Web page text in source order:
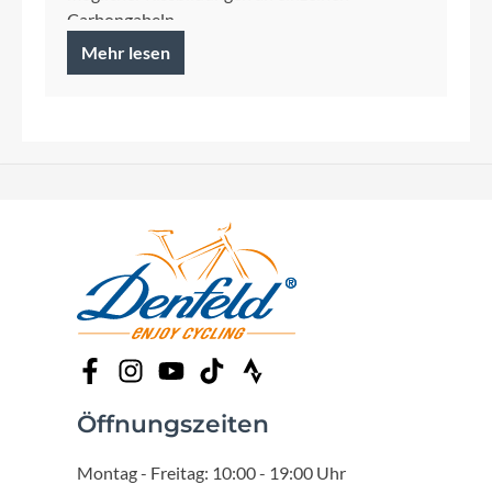
Carbongabeln
Mehr lesen
Öffnungszeiten
Montag - Freitag: 10:00 - 19:00 Uhr